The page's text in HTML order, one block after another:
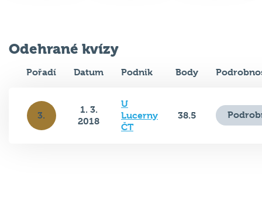
Odehrané kvízy
Pořadí Datum Podnik Body
3.
1. 3.
2018
U
Lucerny
ČT
38.5